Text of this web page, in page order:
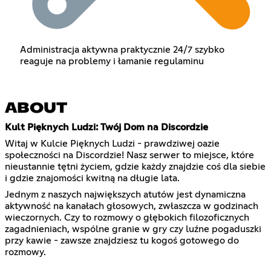
Administracja aktywna praktycznie 24/7 szybko
reaguje na problemy i łamanie regulaminu
ABOUT
Kult Pięknych Ludzi: Twój Dom na Discordzie
Witaj w Kulcie Pięknych Ludzi - prawdziwej oazie
społeczności na Discordzie! Nasz serwer to miejsce, które
nieustannie tętni życiem, gdzie każdy znajdzie coś dla siebie
i gdzie znajomości kwitną na długie lata.
Jednym z naszych największych atutów jest dynamiczna
aktywność na kanałach głosowych, zwłaszcza w godzinach
wieczornych. Czy to rozmowy o głębokich filozoficznych
zagadnieniach, wspólne granie w gry czy luźne pogaduszki
przy kawie - zawsze znajdziesz tu kogoś gotowego do
rozmowy.